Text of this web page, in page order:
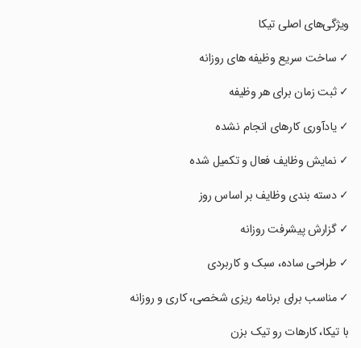
‏‏ویژگی‌های اصلی تیکا
‏‏✓ ساخت سریع وظیفه‌ های روزانه
‏‏✓ ثبت زمان برای هر وظیفه
‏‏✓ یادآوری کارهای انجام‌ نشده
‏‏✓ نمایش وظایف فعال و تکمیل‌ شده
‏‏✓ دسته‌ بندی وظایف بر اساس روز
‏‏✓ گزارش پیشرفت روزانه
‏‏✓ طراحی ساده، سبک و کاربردی
‏‏✓ مناسب برای برنامه‌ ریزی شخصی، کاری و روزانه
‏‏با تیکا، کارهات رو تیک بزن